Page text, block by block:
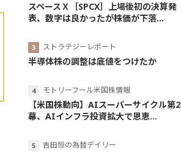
スペースＸ［SPCX］上場後初の決算発
表、数字は良かったが株価が下落...
ストラテジーレポート
半導体株の調整は底値をつけたか
モトリーフール米国株情報
【米国株動向】AIスーパーサイクル第2
幕、AIインフラ投資拡大で恩恵...
吉田恒の為替デイリー